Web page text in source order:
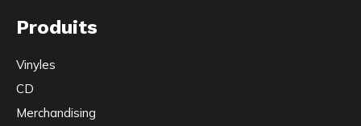
Produits
Vinyles
CD
Merchandising